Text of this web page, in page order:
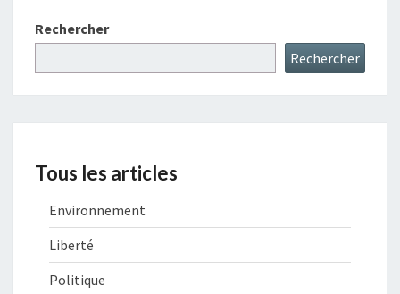
Rechercher
Rechercher
Tous les articles
Environnement
Liberté
Politique